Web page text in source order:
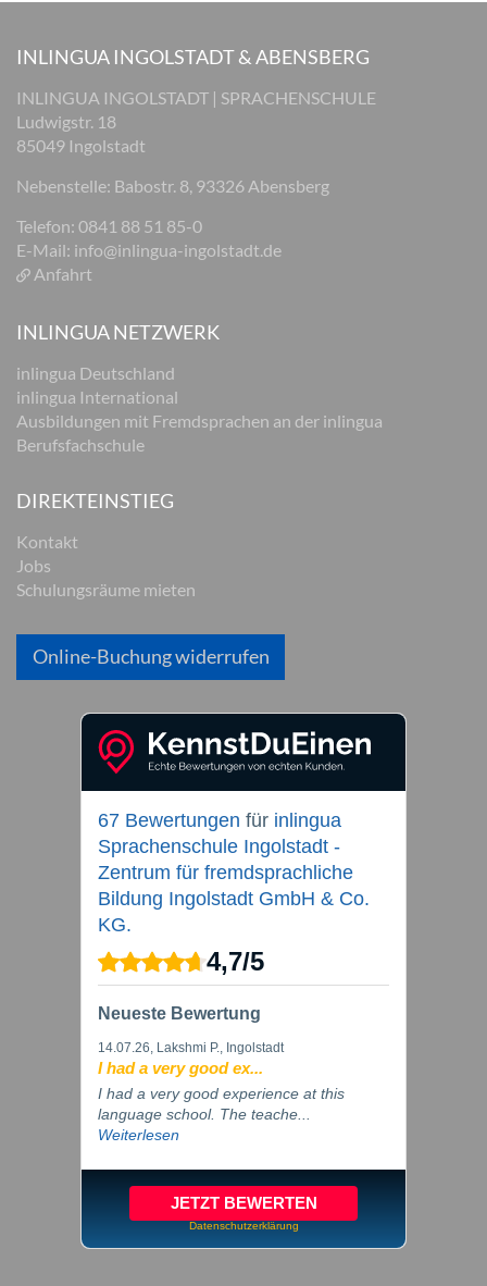
INLINGUA INGOLSTADT & ABENSBERG
INLINGUA INGOLSTADT | SPRACHENSCHULE
Ludwigstr. 18
85049 Ingolstadt
Nebenstelle: Babostr. 8, 93326 Abensberg
Telefon: 0841 88 51 85-0
E-Mail: info@inlingua-ingolstadt.de
Anfahrt
INLINGUA NETZWERK
inlingua Deutschland
inlingua International
Ausbildungen mit Fremdsprachen an der inlingua
Berufsfachschule
DIREKTEINSTIEG
Kontakt
Jobs
Schulungsräume mieten
Online-Buchung widerrufen
67 Bewertungen für inlingua
Sprachenschule Ingolstadt -
Zentrum für fremdsprachliche
Bildung Ingolstadt GmbH & Co.
KG.
4,7/5
Neueste Bewertung
14.07.26, Lakshmi P., Ingolstadt
I had a very good ex...
I had a very good experience at this
language school. The teache...
Weiterlesen
JETZT BEWERTEN
Datenschutzerklärung